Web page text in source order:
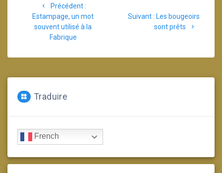
l’article
Précédent :Article
précédent
:
Estampage, un mot
souvent utilisé à la
Fabrique
Suivant : Article
suivant
Les bougeoirs
sont prêts
Traduire
French